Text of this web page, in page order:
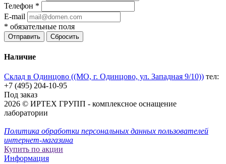
Телефон *
E-mail
* обязательные поля
Отправить Сбросить
Наличие
Склад в Одинцово ((МО, г. Одинцово, ул. Западная 9/10)) тел:
+7 (495) 204-10-95
Под заказ
2026 © ИРТЕХ ГРУПП - комплексное оснащение
лаборатории
Политика обработки персональных данных пользователей
интернет-магазина
Купить по акции
Информация